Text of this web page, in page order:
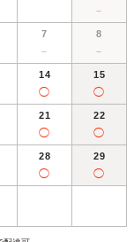
－
7
－
8
－
14
◯
15
◯
21
◯
22
◯
28
◯
29
◯